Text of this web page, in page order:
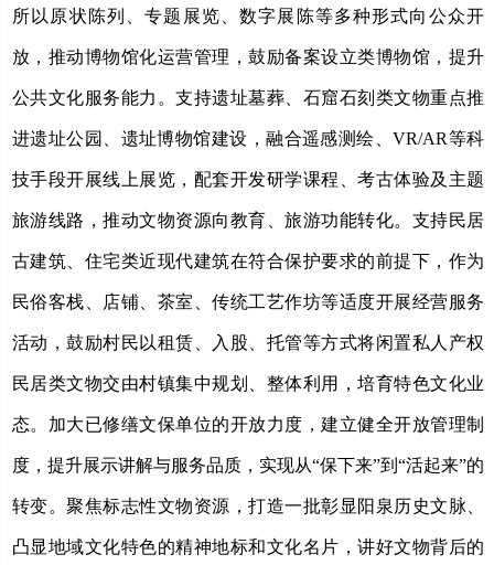
所以原状陈列、专题展览、数字展陈等多种形式向公众开
放，推动博物馆化运营管理，鼓励备案设立类博物馆，提升
公共文化服务能力。支持遗址墓葬、石窟石刻类文物重点推
进遗址公园、遗址博物馆建设，融合遥感测绘、VR/AR等科
技手段开展线上展览，配套开发研学课程、考古体验及主题
旅游线路，推动文物资源向教育、旅游功能转化。支持民居
古建筑、住宅类近现代建筑在符合保护要求的前提下，作为
民俗客栈、店铺、茶室、传统工艺作坊等适度开展经营服务
活动，鼓励村民以租赁、入股、托管等方式将闲置私人产权
民居类文物交由村镇集中规划、整体利用，培育特色文化业
态。加大已修缮文保单位的开放力度，建立健全开放管理制
度，提升展示讲解与服务品质，实现从“保下来”到“活起来”的
转变。聚焦标志性文物资源，打造一批彰显阳泉历史文脉、
凸显地域文化特色的精神地标和文化名片，讲好文物背后的